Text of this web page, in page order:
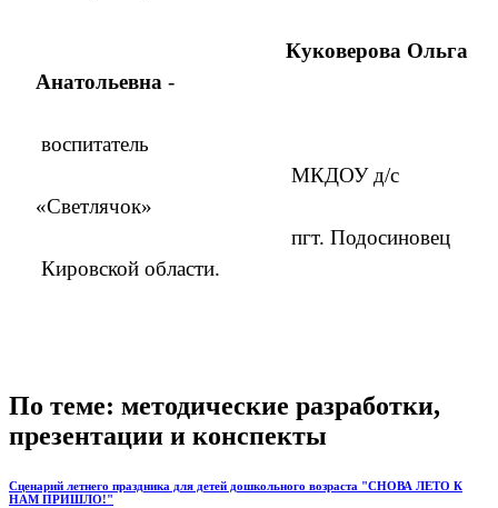
Куковерова Ольга
Анатольевна -
воспитатель
МКДОУ д/с
«Светлячок»
пгт. Подосиновец
Кировской области.
По теме: методические разработки,
презентации и конспекты
Сценарий летнего праздника для детей дошкольного возраста "СНОВА ЛЕТО К
НАМ ПРИШЛО!"